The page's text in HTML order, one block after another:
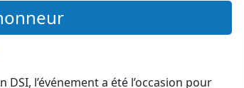
l’événement a été l’occasion pour